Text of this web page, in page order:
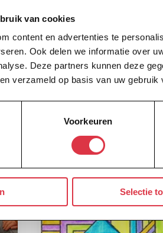
van cookies
content en advertenties te
Ook delen we informatie over
Deze partners kunnen deze
verzameld op basis van uw gebruik
Voorkeuren
Selectie